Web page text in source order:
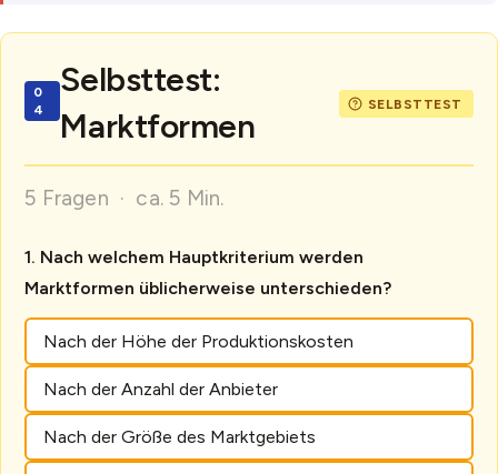
Selbsttest:
Marktformen
5 Fragen · ca. 5 Min.
Nach welchem Hauptkriterium werden
Marktformen üblicherweise unterschieden?
Nach der Höhe der Produktionskosten
Nach der Anzahl der Anbieter
Nach der Größe des Marktgebiets